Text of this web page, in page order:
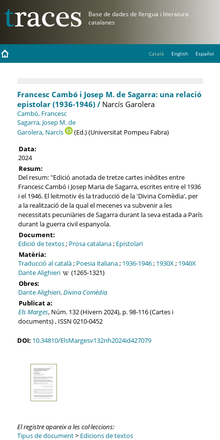
Català English Español
Francesc Cambó i Josep M. de Sagarra: una relació
epistolar (1936-1946) /Narcís Garolera
Cambó, Francesc
Sagarra, Josep M. de
Garolera, Narcís
(Ed.) (Universitat Pompeu Fabra)
Data:
2024
Resum:
Del resum: "Edició anotada de tretze cartes inèdites entre
Francesc Cambó i Josep Maria de Sagarra, escrites entre el 1936
i el 1946. El leitmotiv és la traducció de la 'Divina Comèdia', per
a la realització de la qual el mecenes va subvenir a les
necessitats pecuniàries de Sagarra durant la seva estada a París
durant la guerra civil espanyola.
Document:
Edició de textos; Prosa catalana; Epistolari
Matèria:
Traducció al català; Poesia italiana; 1936-1946; 1930X; 1940X
Dante Alighieri
(1265-1321)
Obres:
Dante Alighieri.Divina Comèdia
Publicat a:
Els Marges, Núm. 132 (Hivern 2024), p. 98-116 (Cartes i
documents) , ISSN 0210-0452
DOI: 10.34810/ElsMargesv132nh2024id427079
El registre apareix a les col·leccions:
Tipus de document> Edicions de textos